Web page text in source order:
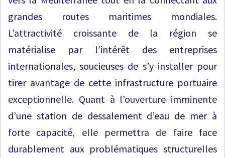
grandes routes maritimes mondiales.
L’attractivité croissante de la région se
matérialise par l’intérêt des entreprises
internationales, soucieuses de s’y installer pour
tirer avantage de cette infrastructure portuaire
exceptionnelle. Quant à l’ouverture imminente
d’une station de dessalement d’eau de mer à
forte capacité, elle permettra de faire face
durablement aux problématiques structurelles